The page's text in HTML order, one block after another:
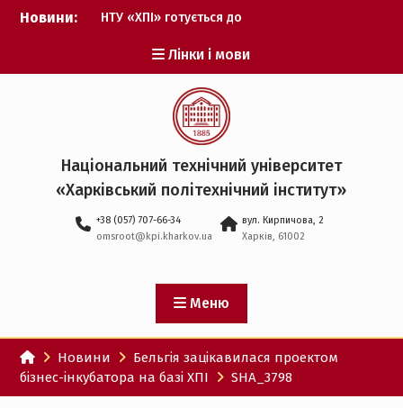
Перейти
Новини:
НТУ «ХПІ» готується до
Музичні таланти ХПІ
запрошуються на
Всеукраїнський
фестиваль «Червона
рута – 2027»
ХПІ уклав угоду про
партнерство з ДержНДІ
технологій кібербезпеки
Головнокомандувачем
Збройних Сил України
участю ХПІ обговорили
перспективи українсько-
іспанського
технологічного
партнерства
Лінки і мови
Національний технічний університет
«Харківський політехнічний iнститут»
+38 (057) 707-66-34
omsroot@kpi.kharkov.ua
вул. Кирпичова, 2
Харків, 61002
Меню
Новини
Бельгія зацікавилася проектом
бізнес-інкубатора на базі ХПІ
SHA_3798